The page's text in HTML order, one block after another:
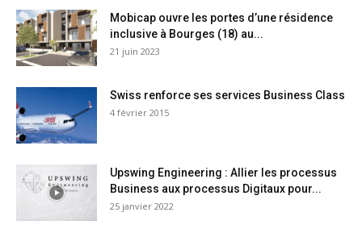
Mobicap ouvre les portes d’une résidence
inclusive à Bourges (18) au...
21 juin 2023
Swiss renforce ses services Business Class
4 février 2015
Upswing Engineering : Allier les processus
Business aux processus Digitaux pour...
25 janvier 2022